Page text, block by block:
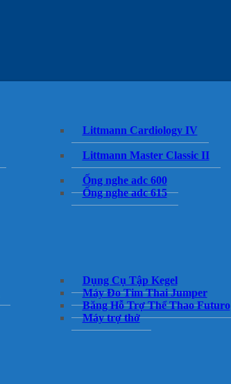
Littmann Cardiology IV
Littmann Master Classic II
Ống nghe adc 600
Ống nghe adc 615
Dụng Cụ Tập Kegel
Máy Đo Tim Thai Jumper
Băng Hỗ Trợ Thể Thao Futuro
Máy trợ thở